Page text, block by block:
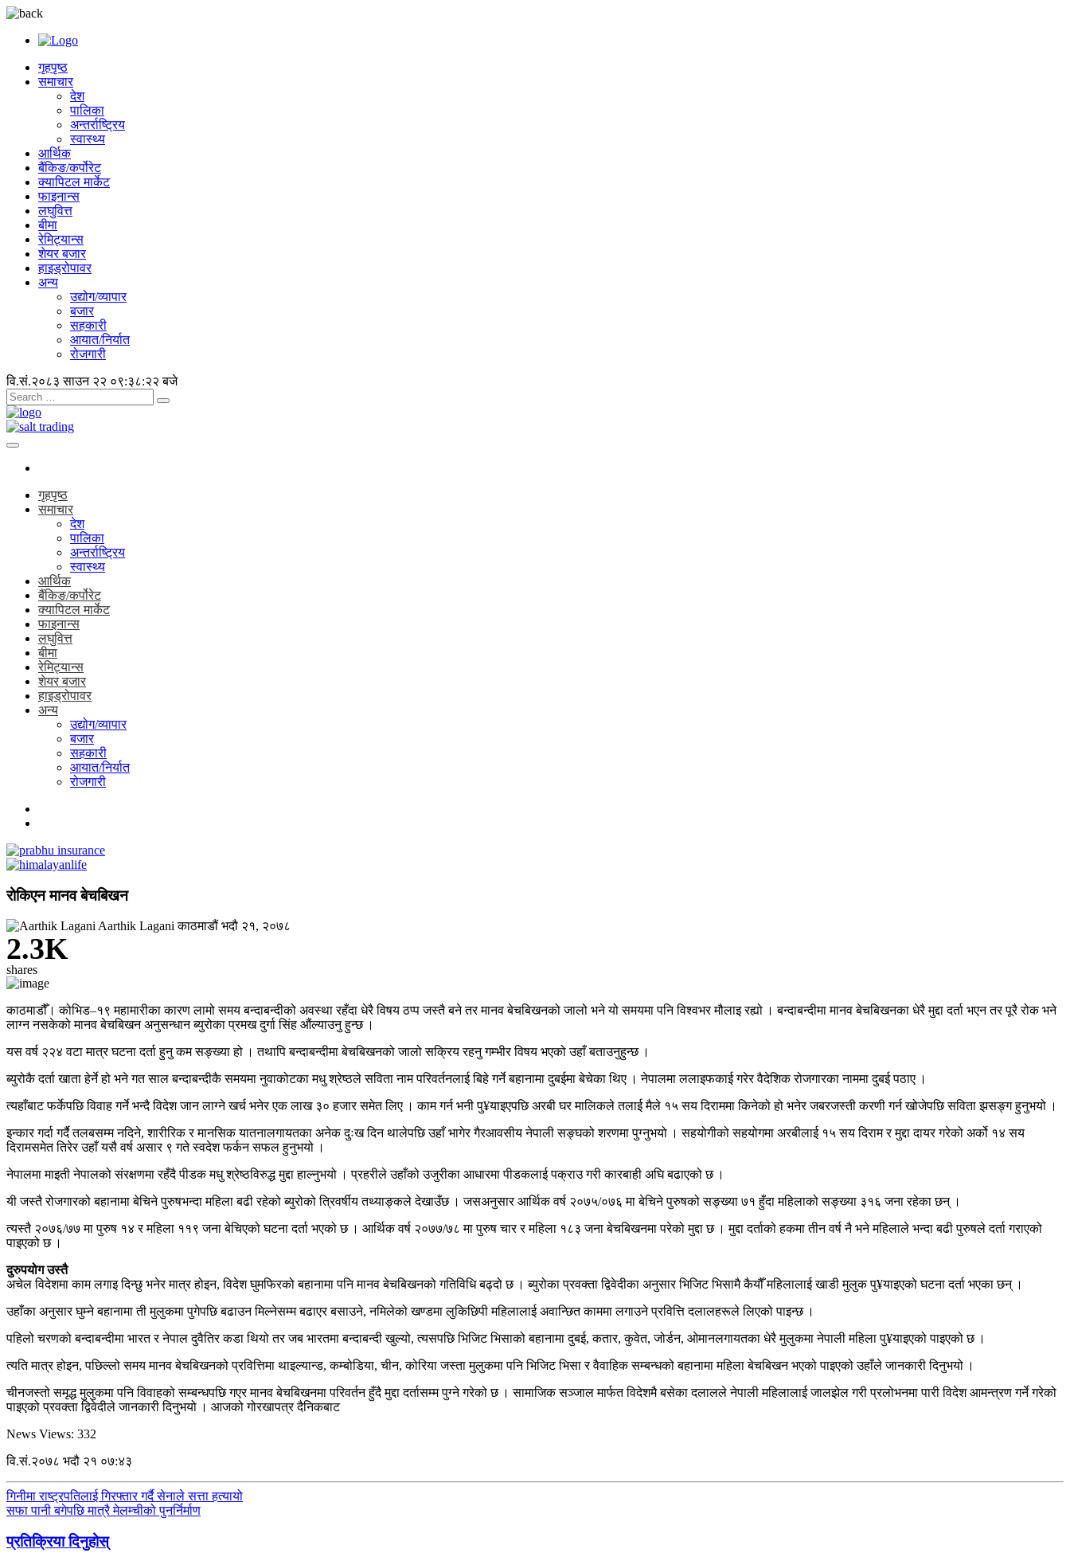
गृहपृष्ठ
समाचार
देश
पालिका
अन्तर्राष्ट्रिय
स्वास्थ्य
आर्थिक
बैंकिङ/कर्पोरेट
क्यापिटल मार्केट
फाइनान्स
लघुवित्त
बीमा
रेमिट्यान्स
शेयर बजार
हाइड्रोपावर
अन्य
उद्योग/व्यापार
बजार
सहकारी
आयात/निर्यात
रोजगारी
वि.सं.२०८३ साउन २२ ०९:३८:२३ बजे
गृहपृष्ठ
समाचार
देश
पालिका
अन्तर्राष्ट्रिय
स्वास्थ्य
आर्थिक
बैंकिङ/कर्पोरेट
क्यापिटल मार्केट
फाइनान्स
लघुवित्त
बीमा
रेमिट्यान्स
शेयर बजार
हाइड्रोपावर
अन्य
उद्योग/व्यापार
बजार
सहकारी
आयात/निर्यात
रोजगारी
रोकिएन मानव बेचबिखन
Aarthik Laganiकाठमाडौं भदौ २१, २०७८
2.3K
shares
काठमाडौँ। कोभिड–१९ महामारीका कारण लामो समय बन्दाबन्दीको अवस्था रहँदा धेरै विषय ठप्प जस्तै बने तर मानव बेचबिखनको जालो भने यो समयमा पनि विश्वभर मौलाइ रह्यो । बन्दाबन्दीमा मानव बेचबिखनका धेरै मुद्दा दर्ता भएन तर पूरै रोक भने
लाग्न नसकेको मानव बेचबिखन अनुसन्धान ब्युरोका प्रमख दुर्गा सिंह औंल्याउनु हुन्छ ।
यस वर्ष २२४ वटा मात्र घटना दर्ता हुनु कम सङ्ख्या हो । तथापि बन्दाबन्दीमा बेचबिखनको जालो सक्रिय रहनु गम्भीर विषय भएको उहाँ बताउनुहुन्छ ।
ब्युरोकै दर्ता खाता हेर्ने हो भने गत साल बन्दाबन्दीकै समयमा नुवाकोटका मधु श्रेष्ठले सविता नाम परिवर्तनलाई बिहे गर्ने बहानामा दुबईमा बेचेका थिए । नेपालमा ललाइफकाई गरेर वैदेशिक रोजगारका नाममा दुबई पठाए ।
त्यहाँबाट फर्केपछि विवाह गर्ने भन्दै विदेश जान लाग्ने खर्च भनेर एक लाख ३० हजार समेत लिए । काम गर्न भनी पु¥याइएपछि अरबी घर मालिकले तलाई मैले १५ सय दिराममा किनेको हो भनेर जबरजस्ती करणी गर्न खोजेपछि सविता झसङ्ग हुनुभयो ।
इन्कार गर्दा गर्दै तलबसम्म नदिने, शारीरिक र मानसिक यातनालगायतका अनेक दुःख दिन थालेपछि उहाँ भागेर गैरआवसीय नेपाली सङ्घको शरणमा पुग्नुभयो । सहयोगीको सहयोगमा अरबीलाई १५ सय दिराम र मुद्दा दायर गरेको अर्को १४ सय
दिरामसमेत तिरेर उहाँ यसै वर्ष असार ९ गते स्वदेश फर्कन सफल हुनुभयो ।
नेपालमा माइती नेपालको संरक्षणमा रहँदै पीडक मधु श्रेष्ठविरुद्ध मुद्दा हाल्नुभयो । प्रहरीले उहाँको उजुरीका आधारमा पीडकलाई पक्राउ गरी कारबाही अघि बढाएको छ ।
यी जस्तै रोजगारको बहानामा बेचिने पुरुषभन्दा महिला बढी रहेको ब्युरोको त्रिवर्षीय तथ्याङ्कले देखाउँछ । जसअनुसार आर्थिक वर्ष २०७५/०७६ मा बेचिने पुरुषको सङ्ख्या ७१ हुँदा महिलाको सङ्ख्या ३१६ जना रहेका छन् ।
त्यस्तै २०७६/७७ मा पुरुष १४ र महिला ११९ जना बेचिएको घटना दर्ता भएको छ । आर्थिक वर्ष २०७७/७८ मा पुरुष चार र महिला १८३ जना बेचबिखनमा परेको मुद्दा छ । मुद्दा दर्ताको हकमा तीन वर्ष नै भने महिलाले भन्दा बढी पुरुषले दर्ता गराएको
पाइएको छ ।
दुरुपयोग उस्तै
अचेल विदेशमा काम लगाइ दिन्छु भनेर मात्र होइन, विदेश घुमफिरको बहानामा पनि मानव बेचबिखनको गतिविधि बढ्दो छ । ब्युरोका प्रवक्ता द्विवेदीका अनुसार भिजिट भिसामै कैयौँ महिलालाई खाडी मुलुक पु¥याइएको घटना दर्ता भएका छन् ।
उहाँका अनुसार घुम्ने बहानामा ती मुलुकमा पुगेपछि बढाउन मिल्नेसम्म बढाएर बसाउने, नमिलेको खण्डमा लुकिछिपी महिलालाई अवान्छित काममा लगाउने प्रवित्ति दलालहरूले लिएको पाइन्छ ।
पहिलो चरणको बन्दाबन्दीमा भारत र नेपाल दुवैतिर कडा थियो तर जब भारतमा बन्दाबन्दी खुल्यो, त्यसपछि भिजिट भिसाको बहानामा दुबई, कतार, कुवेत, जोर्डन, ओमानलगायतका धेरै मुलुकमा नेपाली महिला पु¥याइएको पाइएको छ ।
त्यति मात्र होइन, पछिल्लो समय मानव बेचबिखनको प्रवित्तिमा थाइल्यान्ड, कम्बोडिया, चीन, कोरिया जस्ता मुलुकमा पनि भिजिट भिसा र वैवाहिक सम्बन्धको बहानामा महिला बेचबिखन भएको पाइएको उहाँले जानकारी दिनुभयो ।
चीनजस्तो समृद्ध मुलुकमा पनि विवाहको सम्बन्धपछि गएर मानव बेचबिखनमा परिवर्तन हुँदै मुद्दा दर्तासम्म पुग्ने गरेको छ । सामाजिक सञ्जाल मार्फत विदेशमै बसेका दलालले नेपाली महिलालाई जालझेल गरी प्रलोभनमा पारी विदेश आमन्त्रण गर्ने गरेको
पाइएको प्रवक्ता द्विवेदीले जानकारी दिनुभयो । आजको गोरखापत्र दैनिकबाट
News Views: 332
वि.सं.२०७८ भदौ २१ ०७:४३
गिनीमा राष्ट्रपतिलाई गिरफ्तार गर्दै सेनाले सत्ता हत्यायो
सफा पानी बगेपछि मात्रै मेलम्चीको पुनर्निर्माण
प्रतिक्रिया दिनुहोस्